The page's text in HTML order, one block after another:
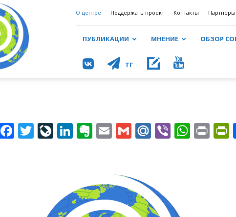
О центре Поддержать проект Контакты Партнёры
ПУБЛИКАЦИИ МНЕНИЕ ОБЗОР
ТГ КОНТ
Odnoklassniki
Facebook
TwitterLiveJournal
LinkedIn
Evernote
EmailGmailMail.Ru
Viber